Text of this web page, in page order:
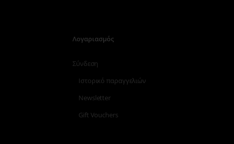
Λογαριασμός
Σύνδεση
Ιστορικό παραγγελιών
Newsletter
Gift Vouchers